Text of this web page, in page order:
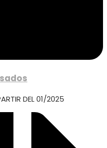
DEL 01/2025